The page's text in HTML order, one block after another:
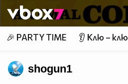
👾
🎉 PARTY TIME 👂 Клю – клю
shogun1